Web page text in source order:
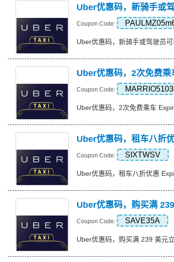
Uber优惠码，新骑手或
Coupon Code:
Uber优惠码，新骑手或驾驶员
Uber优惠码，2次免费乘
Coupon Code:
Uber优惠码，2次免费乘车
Uber优惠码，租车八折
Coupon Code: SIXTWSV
Uber优惠码，租车八折优惠
Uber优惠码，购买满
Coupon Code: SAVE35A
Uber优惠码，购买满 239 美元